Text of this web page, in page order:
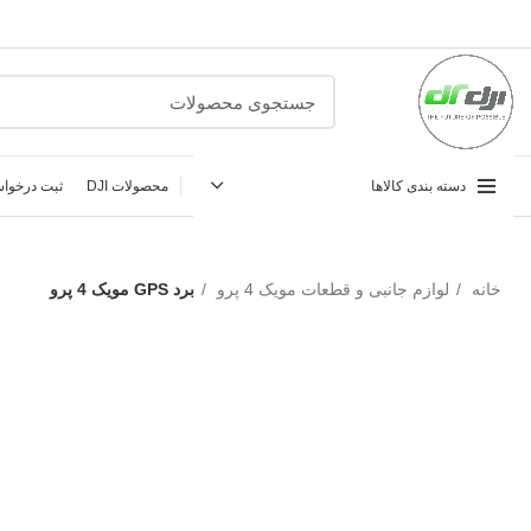
دسته بندی کالاها محصولات DJI ثبت
خانه لوازم جانبی و قطعات مویک 4 پرو برد GPS مویک 4 پرو